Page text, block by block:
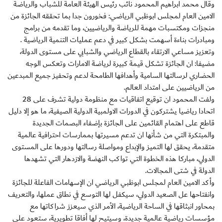
وقال محمد ابراهيم المحمود نائب رئيس الهيئة العامة للشباب والرياضة
الامين العام لمجلس ابوظبي الرياضي: فخورون جدا بما تحققه الجائزة من
منجزات ومكتسبات مهمة للرياضة والرياضيين، وما تقدمه من برامج
ومبادرات بناءة أسهمت بشكل كبير في دعم عمليات التنمية الرياضية .
وتعزيز مساعي الارتقاء بالقطاع الرياضي والشبابي على مستوى الدولة،
مضيفا: ان الجائزة تشكل قيمة كبيرة لرياضة الامارات وتعكس الوجه
الحضاري لرسالتها السامية وأهدافها الطامحة لدعم وتحفيز جميع المبدعين
من الرياضيين على امتداد العالم.
ولفت المحمود ان توقيع اتفاقيات مع منظومة دولية تشرف على 28
اتحادا رياضيا يشتركون في الدورات الاولمبية الدولية الصيفية، ما هو إلا دليل
قاطع على اهتمام القائمين على الجائزة بإضفاء البصمات الجديدة
والمبتكرة التي من شأنها ان تدعم مسيرتها بممارسات احترافية عالمية
متقدمة، يحقق لها التميز والإبداع ومواصلة رسالتها ودورها على المستوى
الدولي، مباركا هذه الخطوة التي تواكب النهضة والازدهار التي تشهدها
الدولة في شتى المجالات.
وأكد الامين العام لمجلس ابوظبي الرياضي ان الإسهامات الفاعلة للجائزة
وانفتاحها عل الصعيد الدولي، سيكفل لها التوسع في نطاق عملها، والتعريف
بمحاور انبثاقها في الساحة الرياضية، الأمر الذي سيعزز شراكاتها مع
مؤسسات رياضية عالمية جديدة، وسيتيح لها أفاقا تطويرية، ستعود على